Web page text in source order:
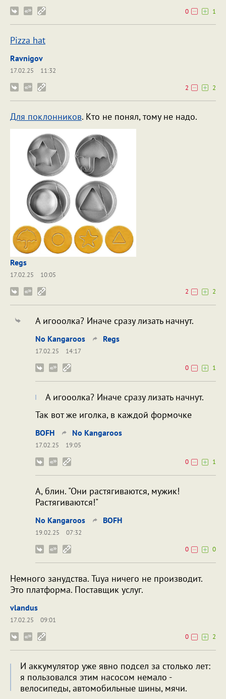
0 1
Pizza hat
Ravnigov
17.02.25
11:32
2
2
Для поклонников. Кто не понял, тому не надо.
Regs
17.02.25
10:05
2
2
А игооолка? Иначе сразу лизать начнут.
No Kangaroos Regs
17.02.25
14:17
0
1
А игооолка? Иначе сразу лизать начнут.
Так вот же иголка, в каждой формочке
BOFH No Kangaroos
17.02.25
19:05
0
1
А, блин. "Они растягиваются, мужик!
Растягиваются!"
No Kangaroos BOFH
19.02.25
07:32
0
0
Немного занудства. Tuya ничего не производит.
Это платформа. Поставщик услуг.
vlandus
17.02.25
09:01
0
2
И аккумулятор уже явно подсел за столько лет:
я пользовался этим насосом немало -
велосипеды, автомобильные шины, мячи.